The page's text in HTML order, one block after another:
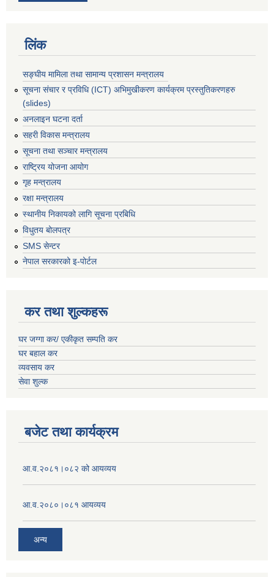
लिंक
सङ्घीय मामिला तथा सामान्य प्रशासन मन्त्रालय
सूचना संचार र प्रविधि (ICT) अभिमुखीकरण कार्यक्रम प्रस्तुतिकरणहरु
(slides)
अनलाइन घटना दर्ता
सहरी विकास मन्त्रालय
सूचना तथा सञ्चार मन्त्रालय
राष्ट्रिय योजना आयोग
गृह मन्त्रालय
रक्षा मन्त्रालय
स्थानीय निकायको लागि सूचना प्रबिधि
विधुतय बोलपत्र
SMS सेन्टर
नेपाल सरकारको इ-पोर्टल
कर तथा शुल्कहरू
घर जग्गा कर/ एकीकृत सम्पति कर
घर बहाल कर
व्यवसाय कर
सेवा शुल्क
बजेट तथा कार्यक्रम
आ.व.२०८१।०८२ को आयव्यय
आ.व.२०८०।०८१ आयव्यय
अन्य